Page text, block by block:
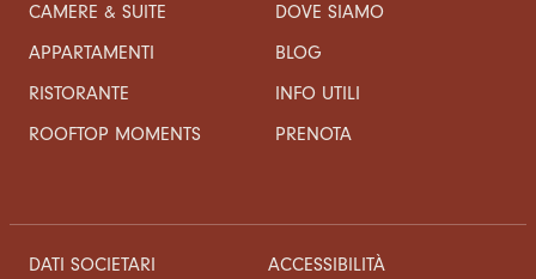
CAMERE & SUITE
APPARTAMENTI
RISTORANTE
ROOFTOP MOMENTS
DOVE SIAMO
BLOG
INFO UTILI
PRENOTA
DATI SOCIETARI ACCESSIBILITÀ